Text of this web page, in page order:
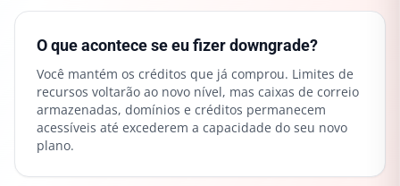
O que acontece se eu fizer downgrade?
Você mantém os créditos que já comprou. Limites de
recursos voltarão ao novo nível, mas caixas de correio
armazenadas, domínios e créditos permanecem
acessíveis até excederem a capacidade do seu novo
plano.